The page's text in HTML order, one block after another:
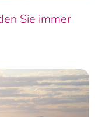
Sie immer